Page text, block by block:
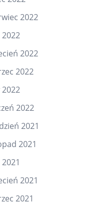
2022
2022
2022
2022
2021
2021
2021
2021